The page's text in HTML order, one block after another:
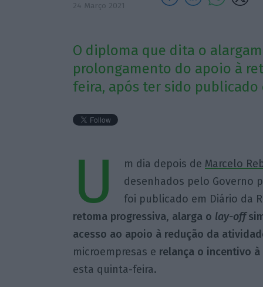
24 Março 2021
O diploma que dita o
prolongamento do apoio à
feira, após ter sido publicado
U m dia depois de Marcelo
desenhados pelo Governo
foi publicado em Diário da
retoma progressiva, alarga o lay-off
acesso ao apoio à redução da
microempresas e relança o incentivo
esta quinta-feira.